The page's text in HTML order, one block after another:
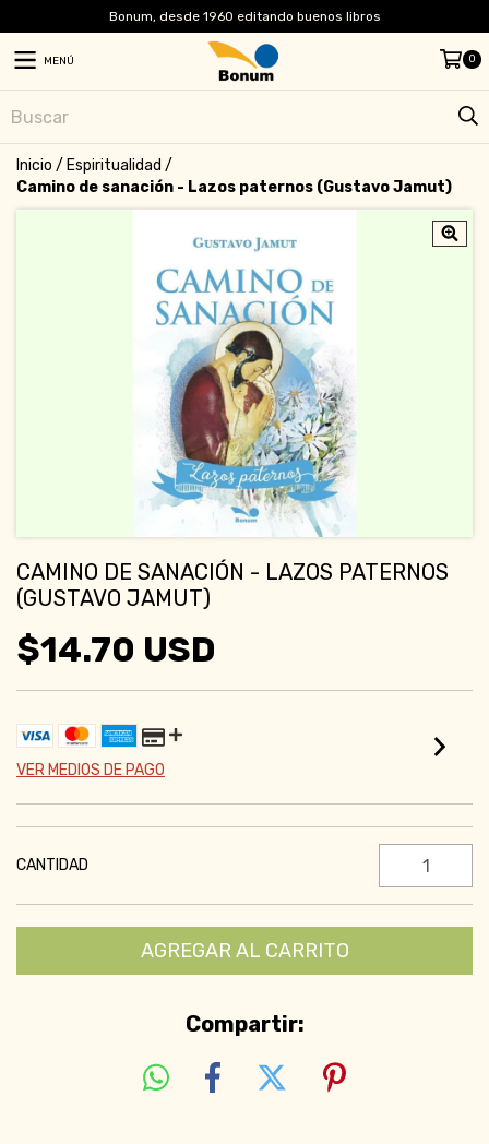
Bonum, desde 1960 editando buenos libros
MENÚ 0
Inicio / Espiritualidad /
Camino de sanación - Lazos paternos (Gustavo Jamut)
CAMINO DE SANACIÓN - LAZOS PATERNOS
(GUSTAVO JAMUT)
$14.70 USD
VER MEDIOS DE PAGO
CANTIDAD
Compartir: